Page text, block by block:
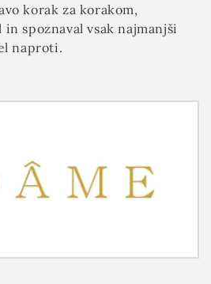
korak za korakom,
spoznaval vsak najmanjši
naproti.